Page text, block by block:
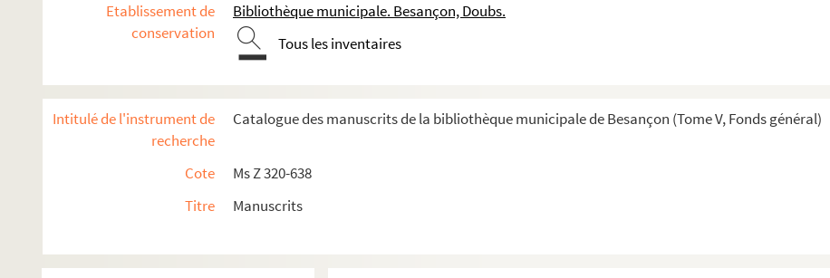
Etablissement de
conservation
Bibliothèque municipale. Besançon, Doubs.
Tous les inventaires
Intitulé de l'instrument de
recherche
Catalogue des manuscrits de la bibliothèque municipale de Besançon (Tome V, Fonds général)
Cote
Ms Z 320-638
Titre
Manuscrits
192. 6 September Jacom o Pirovano, Milan 1 p - 124
193. 4 October Jacom o Pirovano, Milan 1 p - 125
197. 4 November Christopher de Tassis, Augusta 2 pp - 128
199. [s.d. : 1551] Draft ? incomplète Granvelle to de Tassis 2 pp - 129
204. 22 September Jacomo Pirovano, Milan 1 p. Suramary of contents in Italian endorsed Seal - 134
207. [s.d. : 1551] Draft Granvelle to Bibiena 2 pp - 137